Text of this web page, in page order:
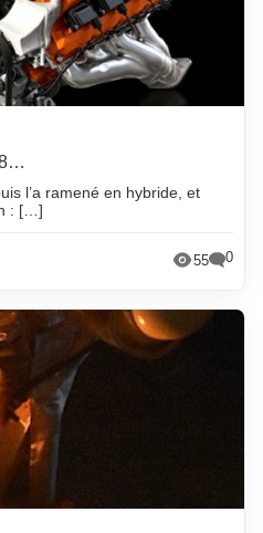
l’a ramené en hybride, et
: […]
55 0